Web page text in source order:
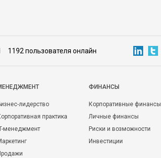
1192 пользователя онлайн
лидерство
практика
менеджмент
ФИНАНСЫ
Корпоративные финансы
Личные финансы
Риски и возможности
Инвестиции